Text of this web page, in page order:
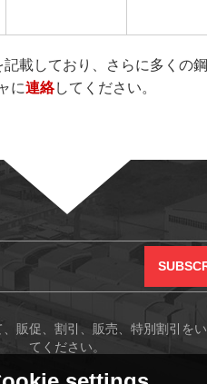
載しており、さらに多くの
に連絡してください。
販促、割引、販売、特別割引を
てください。